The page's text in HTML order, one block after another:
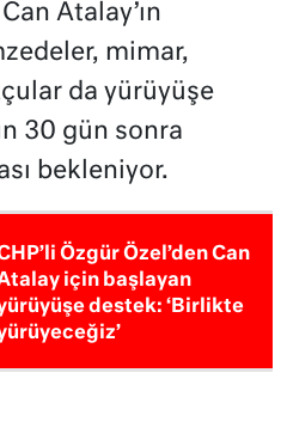
Atalay’ın
mimar,
da yürüyüşe
30 gün sonra
bekleniyor.
Özgür Özel’den Can
için başlayan
destek: ‘Birlikte